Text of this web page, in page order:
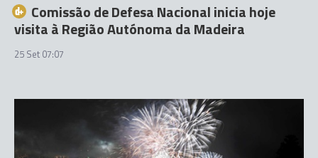
Comissão de Defesa Nacional inicia hoje
visita à Região Autónoma da Madeira
25 Set 07:07